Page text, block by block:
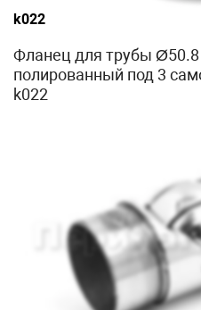
k022
Фланец для трубы
полированный под 3
k022